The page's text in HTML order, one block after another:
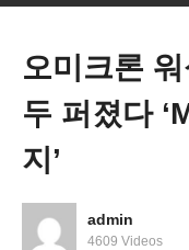
미국 국가부채한
오미크론
두 퍼졌다
지’
admin
4609 Videos